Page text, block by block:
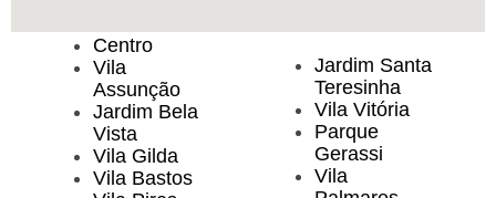
Centro
Vila
Assunção
Jardim Bela
Vista
Vila Gilda
Vila Bastos
Jardim Santa
Teresinha
Vila Vitória
Parque
Gerassi
Vila